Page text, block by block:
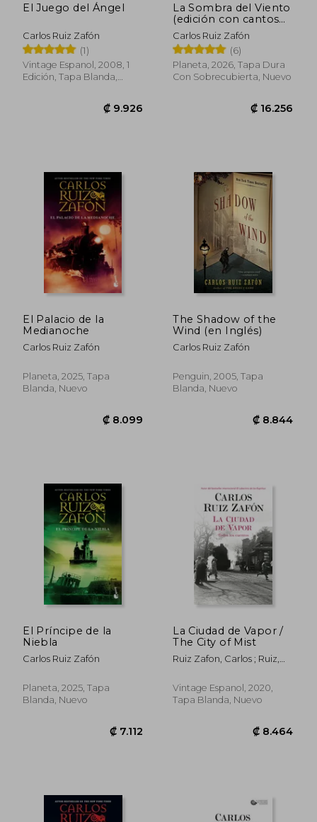
El Juego del Ángel
Carlos Ruiz Zafón
(1)
Vintage Espanol, 2008, 1
Edición, Tapa Blanda,
La Sombra del Viento
(edición con cantos
decorados)
Carlos Ruiz Zafón
(6)
Planeta, 2026, Tapa Dura
Con Sobrecubierta, Nuevo
El Palacio de la
Medianoche
Carlos Ruiz Zafón
Planeta, 2025, Tapa
Blanda, Nuevo
The Shadow of the
Wind (en Inglés)
Carlos Ruiz Zafón
Penguin, 2005, Tapa
Blanda, Nuevo
El Príncipe de la
Niebla
Carlos Ruiz Zafón
Planeta, 2025, Tapa
Blanda, Nuevo
La Ciudad de Vapor /
The City of Mist
Ruiz Zafon, Carlos ; Ruiz,
Vintage Espanol, 2020,
Tapa Blanda, Nuevo